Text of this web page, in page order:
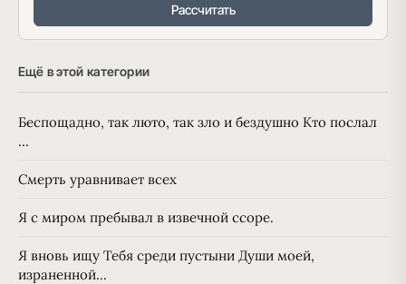
Рассчитать
Ещё в этой категории
Беспощадно, так люто, так зло и бездушно Кто послал
…
Смерть уравнивает всех
Я с миром пребывал в извечной ссоре.
Я вновь ищу Тебя среди пустыни Души моей,
израненной…